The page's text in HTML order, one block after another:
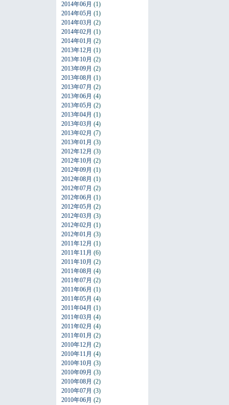
2014年06月 (1)
2014年05月 (1)
2014年03月 (2)
2014年02月 (1)
2014年01月 (2)
2013年12月 (1)
2013年10月 (2)
2013年09月 (2)
2013年08月 (1)
2013年07月 (2)
2013年06月 (4)
2013年05月 (2)
2013年04月 (1)
2013年03月 (4)
2013年02月 (7)
2013年01月 (3)
2012年12月 (3)
2012年10月 (2)
2012年09月 (1)
2012年08月 (1)
2012年07月 (2)
2012年06月 (1)
2012年05月 (2)
2012年03月 (3)
2012年02月 (1)
2012年01月 (3)
2011年12月 (1)
2011年11月 (6)
2011年10月 (2)
2011年08月 (4)
2011年07月 (2)
2011年06月 (1)
2011年05月 (4)
2011年04月 (1)
2011年03月 (4)
2011年02月 (4)
2011年01月 (2)
2010年12月 (2)
2010年11月 (4)
2010年10月 (3)
2010年09月 (3)
2010年08月 (2)
2010年07月 (3)
2010年06月 (2)